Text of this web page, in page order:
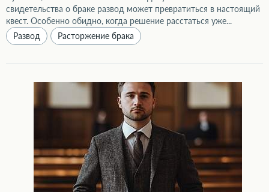
свидетельства о браке развод может превратиться в настоящий
квест. Особенно обидно, когда решение расстаться уже...
Развод
Расторжение брака